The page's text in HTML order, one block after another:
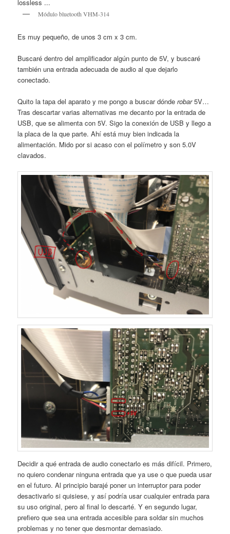
Módulo bluetooth VHM-314
Es muy pequeño, de unos 3 cm x 3 cm.
Buscaré dentro del amplificador algún punto de 5V, y buscaré
también una entrada adecuada de audio al que dejarlo
conectado.
Quito la tapa del aparato y me pongo a buscar dónderobar5V…
Tras descartar varias alternativas me decanto por la entrada de
USB, que se alimenta con 5V. Sigo la conexión de USB y llego a
la placa de la que parte. Ahí está muy bien indicada la
alimentación. Mido por si acaso con el polímetro y son 5.0V
clavados.
Decidir a qué entrada de audio conectarlo es más difícil. Primero,
no quiero condenar ninguna entrada que ya use o que pueda usar
en el futuro. Al principio barajé poner un interruptor para poder
desactivarlo si quisiese, y así podría usar cualquier entrada para
su uso original, pero al final lo descarté. Y en segundo lugar,
prefiero que sea una entrada accesible para soldar sin muchos
problemas y no tener que desmontar demasiado.